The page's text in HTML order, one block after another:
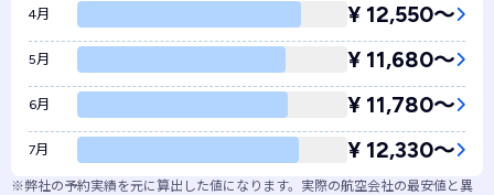
4月 ¥ 12,550〜
5月 ¥ 11,680〜
6月 ¥ 11,780〜
7月 ¥ 12,330〜
※弊社の予約実績を元に算出した値になります。実際の航空会社の最安値と異